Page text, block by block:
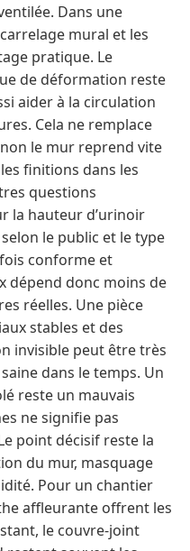
Dans une
mural et les
pratique. Le
de déformation reste
aider à la circulation
Cela ne remplace
le mur reprend vite
finitions dans les
questions
la hauteur d’urinoir
le public et le type
conforme et
dépend donc moins de
réelles. Une pièce
stables et des
invisible peut être très
dans le temps. Un
reste un mauvais
ne signifie pas
point décisif reste la
du mur, masquage
Pour un chantier
affleurante offrent les
le couvre-joint